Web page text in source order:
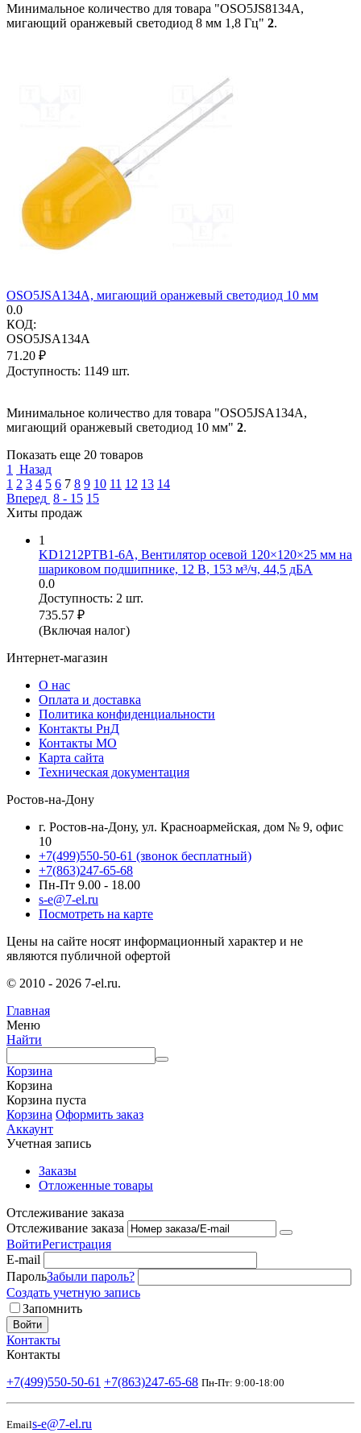
Минимальное количество для товара "OSO5JS8134A,
мигающий оранжевый светодиод 8 мм 1,8 Гц" 2.
OSO5JSA134A, мигающий оранжевый светодиод 10 мм
0.0
КОД:
OSO5JSA134A
71.20 ₽
Доступность: 1149 шт.
Минимальное количество для товара "OSO5JSA134A,
мигающий оранжевый светодиод 10 мм" 2.
Показать еще 20 товаров
1
Назад
1 2 3 4 5 6 7 8 9 10 11 12 13 14
Вперед 8 - 15 15
Хиты продаж
1
KD1212PTB1-6A, Вентилятор осевой 120×120×25 мм на
шариковом подшипнике, 12 В, 153 м³/ч, 44,5 дБА
0.0
Доступность: 2 шт.
735.57 ₽
(Включая налог)
Интернет-магазин
О нас
Оплата и доставка
Политика конфиденциальности
Контакты РнД
Контакты МО
Карта сайта
Техническая документация
Ростов-на-Дону
г. Ростов-на-Дону, ул. Красноармейская, дом № 9, офис
10
+7(499)550-50-61 (звонок бесплатный)
+7(863)247-65-68
Пн-Пт 9.00 - 18.00
s-e@7-el.ru
Посмотреть на карте
Цены на сайте носят информационный характер и не
являются публичной офертой
© 2010 - 2026 7-el.ru.
Главная
Меню
Найти
Корзина
Корзина
Корзина пуста
Корзина Оформить заказ
Аккаунт
Учетная запись
Заказы
Отложенные товары
Отслеживание заказа
Отслеживание заказа
ВойтиРегистрация
E-mail
ПарольЗабыли пароль?
Создать учетную запись
Запомнить
Войти
Контакты
Контакты
+7(499)550-50-61 +7(863)247-65-68 Пн-Пт: 9:00-18:00
Emails-e@7-el.ru